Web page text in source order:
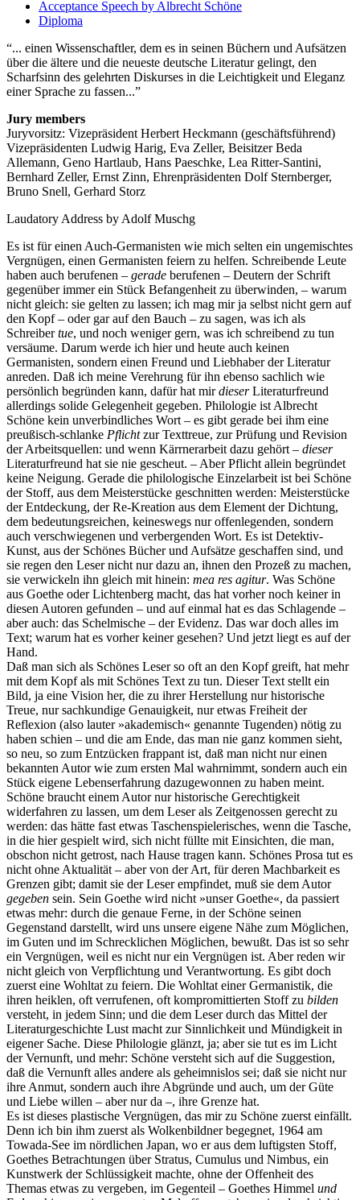
Acceptance Speech by Albrecht Schöne
Diploma
... einen Wissenschaftler, dem es in seinen Büchern und Aufsätzen
über die ältere und die neueste deutsche Literatur gelingt, den
Scharfsinn des gelehrten Diskurses in die Leichtigkeit und Eleganz
einer Sprache zu fassen...
Jury members
Juryvorsitz: Vizepräsident Herbert Heckmann (geschäftsführend)
Vizepräsidenten Ludwig Harig, Eva Zeller, Beisitzer Beda
Allemann, Geno Hartlaub, Hans Paeschke, Lea Ritter-Santini,
Bernhard Zeller, Ernst Zinn, Ehrenpräsidenten Dolf Sternberger,
Bruno Snell, Gerhard Storz
Laudatory Address by Adolf Muschg
Es ist für einen Auch-Germanisten wie mich selten ein ungemischtes
Vergnügen, einen Germanisten feiern zu helfen. Schreibende Leute
haben auch berufenen – gerade berufenen – Deutern der Schrift
gegenüber immer ein Stück Befangenheit zu überwinden, – warum
nicht gleich: sie gelten zu lassen; ich mag mir ja selbst nicht gern auf
den Kopf – oder gar auf den Bauch – zu sagen, was ich als
Schreibertue, und noch weniger gern, was ich schreibend zu tun
versäume. Darum werde ich hier und heute auch keinen
Germanisten, sondern einen Freund und Liebhaber der Literatur
anreden. Daß ich meine Verehrung für ihn ebenso sachlich wie
persönlich begründen kann, dafür hat mirdieserLiteraturfreund
allerdings solide Gelegenheit gegeben. Philologie ist Albrecht
Schöne kein unverbindliches Wort – es gibt gerade bei ihm eine
preußisch-schlanke Pflichtzur Texttreue, zur Prüfung und Revision
der Arbeitsquellen: und wenn Kärrnerarbeit dazu gehört – dieser
Literaturfreund hat sie nie gescheut. – Aber Pflicht allein begründet
keine Neigung. Gerade die philologische Einzelarbeit ist bei Schöne
der Stoff, aus dem Meisterstücke geschnitten werden: Meisterstücke
der Entdeckung, der Re-Kreation aus dem Element der Dichtung,
dem bedeutungsreichen, keineswegs nur offenlegenden, sondern
auch verschwiegenen und verbergenden Wort. Es ist Detektiv-
Kunst, aus der Schönes Bücher und Aufsätze geschaffen sind, und
sie regen den Leser nicht nur dazu an, ihnen den Prozeß zu machen,
sie verwickeln ihn gleich mit hinein: mea res agitur. Was Schöne
aus Goethe oder Lichtenberg macht, das hat vorher noch keiner in
diesen Autoren gefunden – und auf einmal hat es das Schlagende –
aber auch: das Schelmische – der Evidenz. Das war doch alles im
Text; warum hat es vorher keiner gesehen? Und jetzt liegt es auf der
Hand.
Daß man sich als Schönes Leser so oft an den Kopf greift, hat mehr
mit dem Kopf als mit Schönes Text zu tun. Dieser Text stellt ein
Bild, ja eine Vision her, die zu ihrer Herstellung nur historische
Treue, nur sachkundige Genauigkeit, nur etwas Freiheit der
Reflexion (also lauter »akademisch« genannte Tugenden) nötig zu
haben schien – und die am Ende, das man nie ganz kommen sieht,
so neu, so zum Entzücken frappant ist, daß man nicht nur einen
bekannten Autor wie zum ersten Mal wahrnimmt, sondern auch ein
Stück eigene Lebenserfahrung dazugewonnen zu haben meint.
Schöne braucht einem Autor nur historische Gerechtigkeit
widerfahren zu lassen, um dem Leser als Zeitgenossen gerecht zu
werden: das hätte fast etwas Taschenspielerisches, wenn die Tasche,
in die hier gespielt wird, sich nicht füllte mit Einsichten, die man,
obschon nicht getrost, nach Hause tragen kann. Schönes Prosa tut es
nicht ohne Aktualität – aber von der Art, für deren Machbarkeit es
Grenzen gibt; damit sie der Leser empfindet, muß sie dem Autor
gegeben sein. Sein Goethe wird nicht »unser Goethe«, da passiert
etwas mehr: durch die genaue Ferne, in der Schöne seinen
Gegenstand darstellt, wird uns unsere eigene Nähe zum Möglichen,
im Guten und im Schrecklichen Möglichen, bewußt. Das ist so sehr
ein Vergnügen, weil es nicht nur ein Vergnügen ist. Aber reden wir
nicht gleich von Verpflichtung und Verantwortung. Es gibt doch
zuerst eine Wohltat zu feiern. Die Wohltat einer Germanistik, die
ihren heiklen, oft verrufenen, oft kompromittierten Stoff zu bilden
versteht, in jedem Sinn; und die dem Leser durch das Mittel der
Literaturgeschichte Lust macht zur Sinnlichkeit und Mündigkeit in
eigener Sache. Diese Philologie glänzt, ja; aber sie tut es im Licht
der Vernunft, und mehr: Schöne versteht sich auf die Suggestion,
daß die Vernunft alles andere als geheimnislos sei; daß sie nicht nur
ihre Anmut, sondern auch ihre Abgründe und auch, um der Güte
und Liebe willen – aber nur da –, ihre Grenze hat.
Es ist dieses plastische Vergnügen, das mir zu Schöne zuerst einfällt.
Denn ich bin ihm zuerst als Wolkenbildner begegnet, 1964 am
Towada-See im nördlichen Japan, wo er aus dem luftigsten Stoff,
Goethes Betrachtungen über Stratus, Cumulus und Nimbus, ein
Kunstwerk der Schlüssigkeit machte, ohne der Offenheit des
Themas etwas zu vergeben, im Gegenteil – Goethes Himmel und